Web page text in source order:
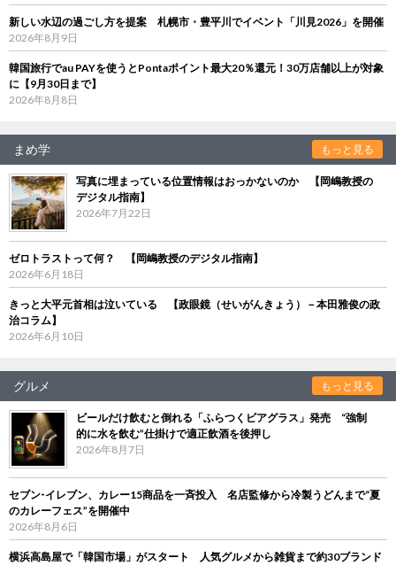
新しい水辺の過ごし方を提案 札幌市・豊平川でイベント「川見2026」を開催
2026年8月9日
韓国旅行でau PAYを使うとPontaポイント最大20％還元！30万店舗以上が対象
に【9月30日まで】
2026年8月8日
まめ学 もっと見る
写真に埋まっている位置情報はおっかないのか 【岡嶋教授の
デジタル指南】
2026年7月22日
ゼロトラストって何？ 【岡嶋教授のデジタル指南】
2026年6月18日
きっと大平元首相は泣いている 【政眼鏡（せいがんきょう）－本田雅俊の政
治コラム】
2026年6月10日
グルメ もっと見る
ビールだけ飲むと倒れる「ふらつくビアグラス」発売 “強制
的に水を飲む”仕掛けで適正飲酒を後押し
2026年8月7日
セブン‐イレブン、カレー15商品を一斉投入 名店監修から冷製うどんまで“夏
のカレーフェス”を開催中
2026年8月6日
横浜高島屋で「韓国市場」がスタート 人気グルメから雑貨まで約30ブランド